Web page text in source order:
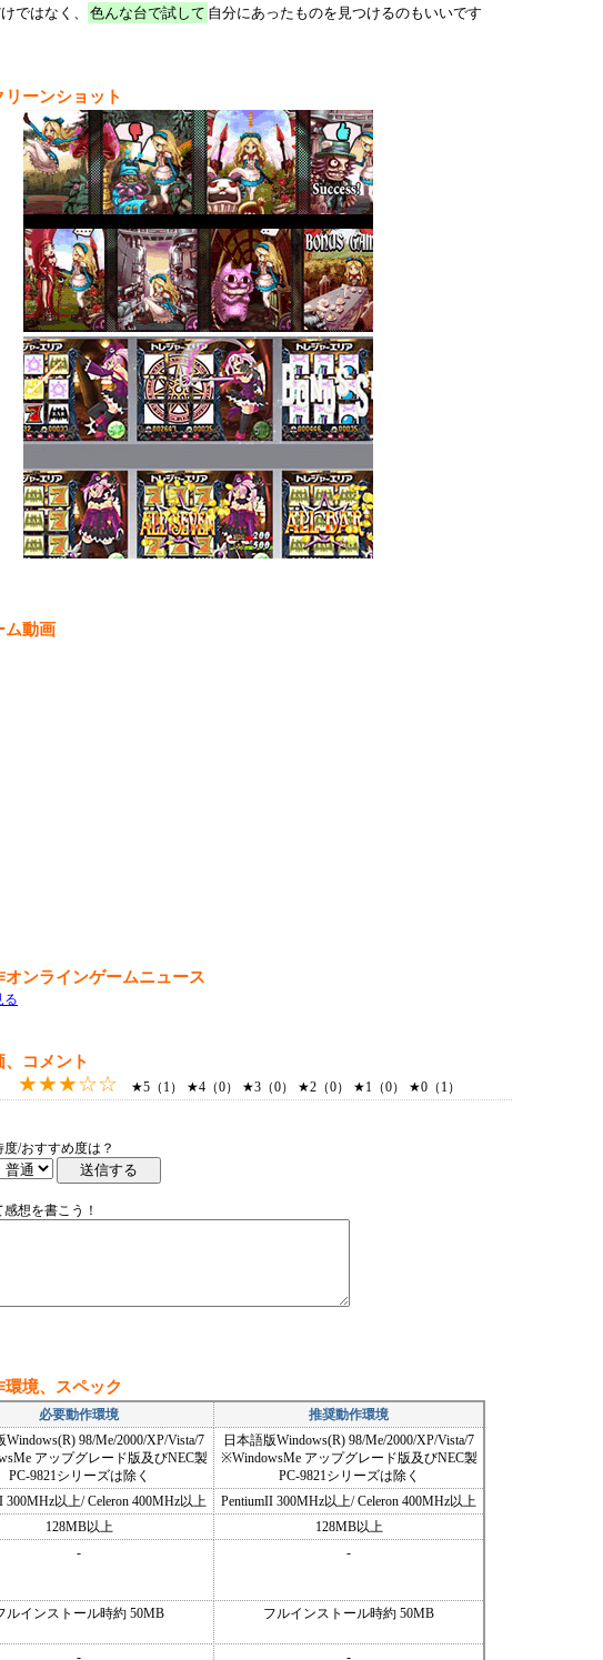
ではなく、
色んな台で試して 自分にあったものを見つけるのもいいです
ーンショット
ム動画
オンラインゲームニュース
る
、コメント
★★★☆☆ ★5（1） ★4（0） ★3（0） ★2（0） ★1（0） ★0（1）
/おすすめ度は？
想を書こう！
環境、スペック
必要動作環境
推奨動作環境
Windows(R) 98/Me/2000/XP/Vista/7
アップグレード版及びNEC製
PC-9821シリーズは除く
日本語版Windows(R) 98/Me/2000/XP/Vista/7
※WindowsMe アップグレード版及びNEC製
PC-9821シリーズは除く
300MHz以上/ Celeron 400MHz以上
PentiumII 300MHz以上/ Celeron 400MHz以上
128MB以上
128MB以上
- -
ルインストール時約 50MB フルインストール時約 50MB
- -